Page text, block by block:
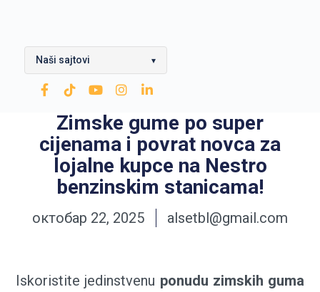
Naši sajtovi ▾
OPTIMA Grupa
Rafinerija ulja Modriča
Modriča Lubricants
Rafinerija nafte Brod
Nestro Petrol
Zarubezhneft
Zimske gume po super
cijenama i povrat novca za
lojalne kupce na Nestro
benzinskim stanicama!
октобар 22, 2025 alsetbl@gmail.com
Iskoristite jedinstvenu ponudu zimskih guma